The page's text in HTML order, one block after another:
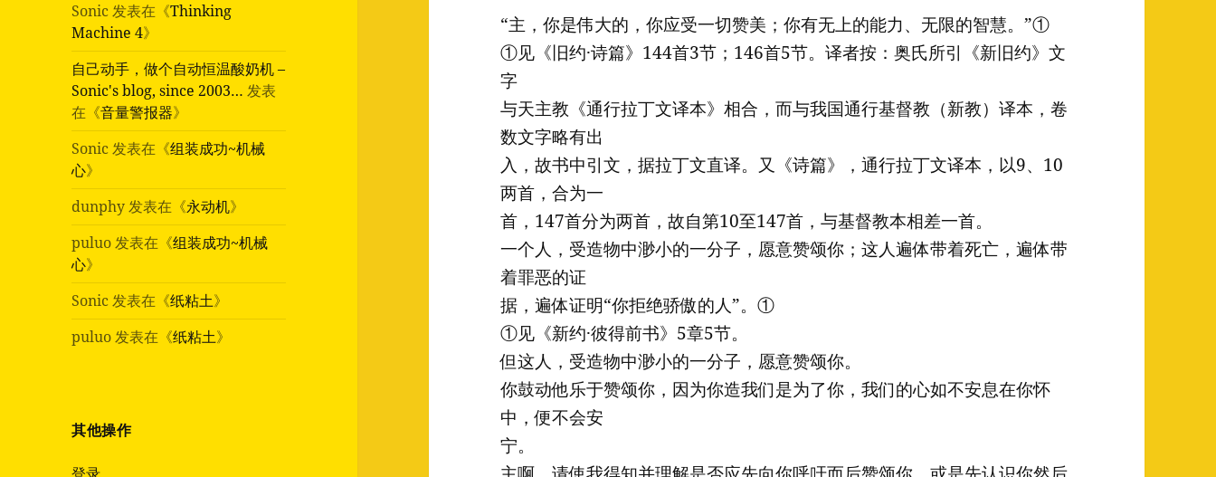
Sonic发表在《Thinking
Machine 4》
自己动手，做个自动恒温酸奶机 –
Sonic's blog, since 2003… 发表
在《音量警报器》
Sonic发表在《组装成功~机械
心》
dunphy发表在《永动机》
puluo发表在《组装成功~机械
心》
Sonic发表在《纸粘土》
puluo发表在《纸粘土》
其他操作
“主，你是伟大的，你应受一切赞美；你有无上的能力、无限的智慧。”①
①见《旧约·诗篇》144首3节；146首5节。译者按：奥氏所引《新旧约》文
字
与天主教《通行拉丁文译本》相合，而与我国通行基督教（新教）译本，卷
数文字略有出
入，故书中引文，据拉丁文直译。又《诗篇》，通行拉丁文译本，以9、10
两首，合为一
首，147首分为两首，故自第10至147首，与基督教本相差一首。
一个人，受造物中渺小的一分子，愿意赞颂你；这人遍体带着死亡，遍体带
着罪恶的证
据，遍体证明“你拒绝骄傲的人”。①
①见《新约·彼得前书》5章5节。
但这人，受造物中渺小的一分子，愿意赞颂你。
你鼓动他乐于赞颂你，因为你造我们是为了你，我们的心如不安息在你怀
中，便不会安
宁。